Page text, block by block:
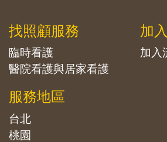
找照顧服務
臨時看護
醫院看護與居家看護
服務地區
台北
桃園
加
加入